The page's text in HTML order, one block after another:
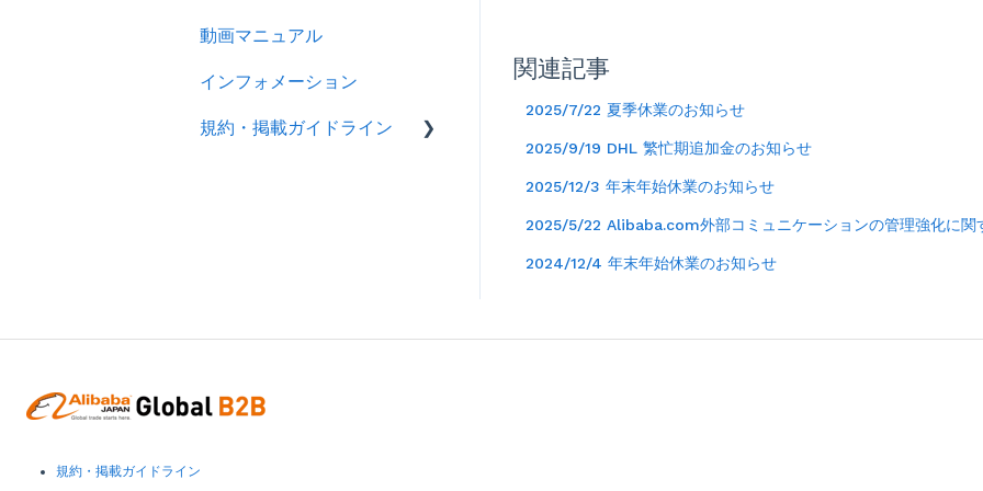
関連記事
2025/7/22 夏季休業のお知らせ
2025/9/19 DHL 繁忙期追加金のお知らせ
2025/12/3 年末年始休業のお知らせ
2025/5/22 Alibaba.com外部コミュニケーションの管理強化に関
2024/12/4 年末年始休業のお知らせ
に返信する
RFQを使ってバイヤーに
製品情報
メッセージ
RFQ
トレードアシュアランス
動画マニュアル
インフォメーション
規約・掲載ガイドライン
規約・掲載ガイドライン